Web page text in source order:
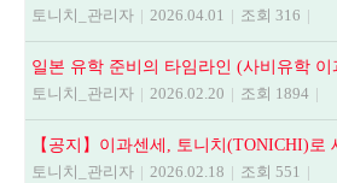
토니치_관리자 | 2026.04.01 | 조회 316 |
일본 유학 준비의 타임라인 (사비유학
토니치_관리자 | 2026.02.20 | 조회 1894 |
【공지】이과센세, 토니치(TONICHI)로
토니치_관리자 | 2026.02.18 | 조회 551 |